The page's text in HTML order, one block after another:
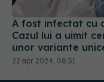
Cazul lui a uimit
unor variante
22 apr 2024, 08:51